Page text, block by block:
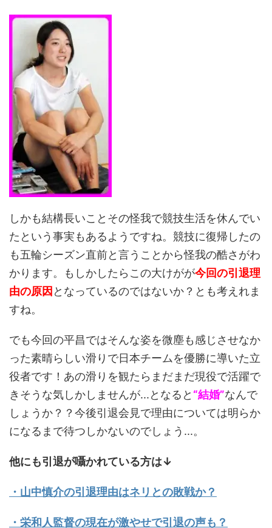
しかも結構長いことその怪我で競技生活を休んでい
たという事実もあるようですね。競技に復帰したの
も五輪シーズン直前と言うことから怪我の酷さがわ
かります。もしかしたらこの大けがが今回の引退理
由の原因 となっているのではないか？とも考えれま
すね。
でも今回の平昌ではそんな姿を微塵も感じさせなか
った素晴らしい滑りで日本チームを優勝に導いた立
役者です！あの滑りを観たらまだまだ現役で活躍で
きそうな気しかしませんが...となると “結婚”なんで
しょうか？？今後引退会見で理由については明らか
になるまで待つしかないのでしょう...。
他にも引退が囁かれている方は↓
・山中慎介の引退理由はネリとの敗戦か？
・栄和人監督の現在が激やせで引退の声も？